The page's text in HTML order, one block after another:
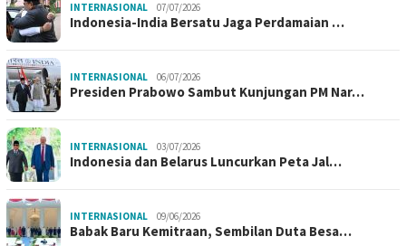
INTERNASIONAL 07/07/2026
Indonesia-India Bersatu Jaga Perdamaian …
INTERNASIONAL 06/07/2026
Presiden Prabowo Sambut Kunjungan PM Nar…
INTERNASIONAL 03/07/2026
Indonesia dan Belarus Luncurkan Peta Jal…
INTERNASIONAL 09/06/2026
Babak Baru Kemitraan, Sembilan Duta Besa…